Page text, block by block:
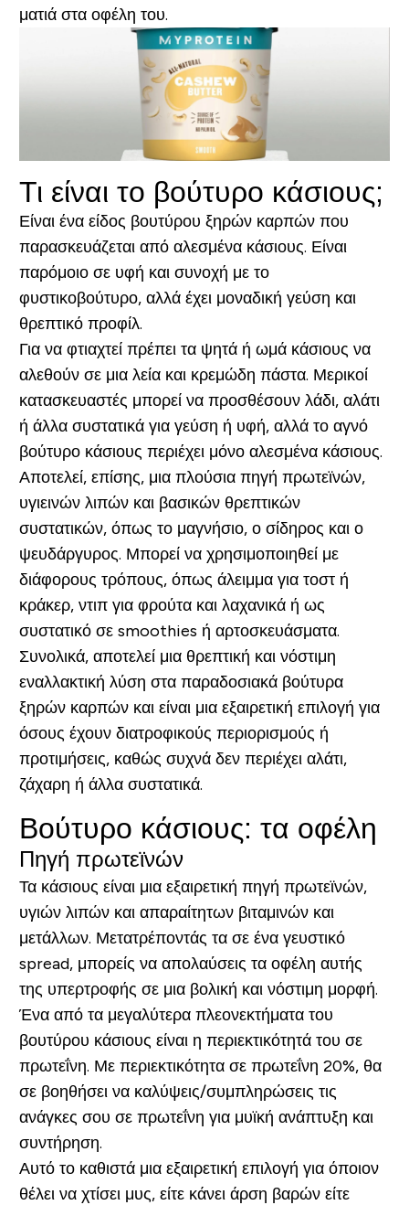
ματιά στα οφέλη του.
Τι είναι το βούτυρο κάσιους;
Είναι ένα είδος βουτύρου ξηρών καρπών που
παρασκευάζεται από αλεσμένα κάσιους. Είναι
παρόμοιο σε υφή και συνοχή με το
φυστικοβούτυρο, αλλά έχει μοναδική γεύση και
θρεπτικό προφίλ.
Για να φτιαχτεί πρέπει τα ψητά ή ωμά κάσιους να
αλεθούν σε μια λεία και κρεμώδη πάστα. Μερικοί
κατασκευαστές μπορεί να προσθέσουν λάδι, αλάτι
ή άλλα συστατικά για γεύση ή υφή, αλλά το αγνό
βούτυρο κάσιους περιέχει μόνο αλεσμένα κάσιους.
Αποτελεί, επίσης, μια πλούσια πηγή πρωτεϊνών,
υγιεινών λιπών και βασικών θρεπτικών
συστατικών, όπως το μαγνήσιο, ο σίδηρος και ο
ψευδάργυρος. Μπορεί να χρησιμοποιηθεί με
διάφορους τρόπους, όπως άλειμμα για τοστ ή
κράκερ, ντιπ για φρούτα και λαχανικά ή ως
συστατικό σε smoothies ή αρτοσκευάσματα.
Συνολικά, αποτελεί μια θρεπτική και νόστιμη
εναλλακτική λύση στα παραδοσιακά βούτυρα
ξηρών καρπών και είναι μια εξαιρετική επιλογή για
όσους έχουν διατροφικούς περιορισμούς ή
προτιμήσεις, καθώς συχνά δεν περιέχει αλάτι,
ζάχαρη ή άλλα συστατικά.
Βούτυρο κάσιους: τα οφέλη
Πηγή πρωτεϊνών
Τα κάσιους είναι μια εξαιρετική πηγή πρωτεϊνών,
υγιών λιπών και απαραίτητων βιταμινών και
μετάλλων. Μετατρέποντάς τα σε ένα γευστικό
spread, μπορείς να απολαύσεις τα οφέλη αυτής
της υπερτροφής σε μια βολική και νόστιμη μορφή.
Ένα από τα μεγαλύτερα πλεονεκτήματα του
βουτύρου κάσιους είναι η περιεκτικότητά του σε
πρωτεΐνη. Με περιεκτικότητα σε πρωτεΐνη 20%, θα
σε βοηθήσει να καλύψεις/συμπληρώσεις τις
ανάγκες σου σε πρωτεΐνη για μυϊκή ανάπτυξη και
συντήρηση.
Αυτό το καθιστά μια εξαιρετική επιλογή για όποιον
θέλει να χτίσει μυς, είτε κάνει άρση βαρών είτε